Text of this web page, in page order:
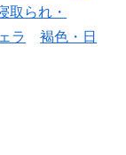
取られ・
ラ
褐色・日